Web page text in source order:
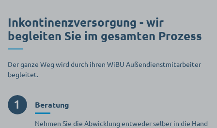
Inkontinenzversorgung - wir
begleiten Sie im gesamten Prozess
Der ganze Weg wird durch ihren WiBU Außendienstmitarbeiter
begleitet.
Beratung
Nehmen Sie die Abwicklung entweder selber in die Hand